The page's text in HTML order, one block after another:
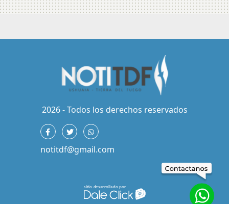
2026 - Todos los derechos reservados
notitdf@gmail.com